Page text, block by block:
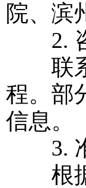
院、滨
2. 咨
联系
程。部
信息。
3. 准
根据